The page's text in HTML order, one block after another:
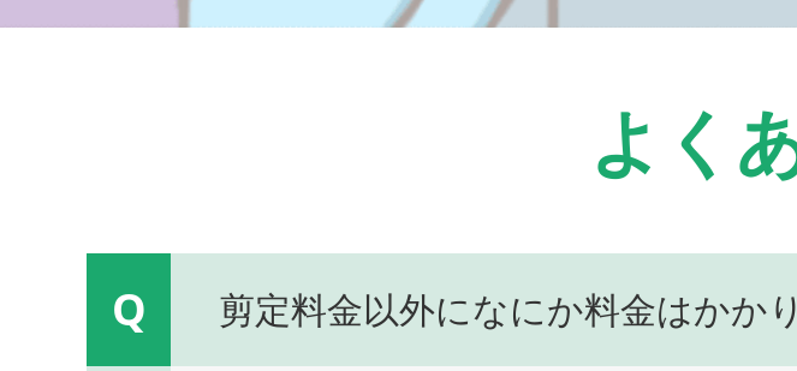
よく
Q 剪定料金以外になにか料金はかか